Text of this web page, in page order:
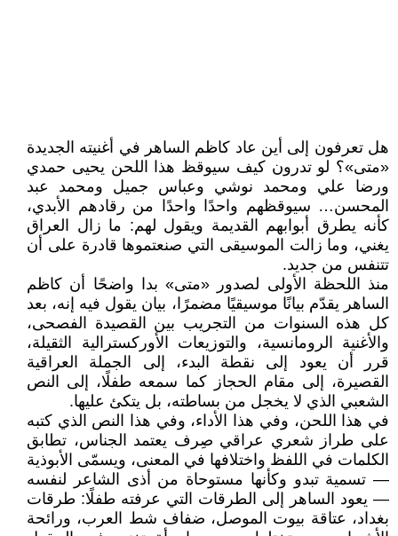
هل تعرفون إلى أين عاد كاظم الساهر في أغنيته الجديدة
«متى»؟ لو تدرون كيف سيوقظ هذا اللحن يحيى حمدي
ورضا علي ومحمد نوشي وعباس جميل ومحمد عبد
المحسن… سيوقظهم واحدًا واحدًا من رقادهم الأبدي،
كأنه يطرق أبوابهم القديمة ويقول لهم: ما زال العراق
يغني، وما زالت الموسيقى التي صنعتموها قادرة على أن
تتنفس من جديد.
منذ اللحظة الأولى لصدور «متى» بدا واضحًا أن كاظم
الساهر يقدّم بيانًا موسيقيًا مضمرًا، بيان يقول فيه إنه، بعد
كل هذه السنوات من التجريب بين القصيدة الفصحى،
والأغنية الرومانسية، والتوزيعات الأوركسترالية الثقيلة،
قرر أن يعود إلى نقطة البدء، إلى الجملة العراقية
القصيرة، إلى مقام الحجاز كما سمعه طفلًا، إلى النص
الشعبي الذي لا يخجل من بساطته، بل يتكئ عليها.
في هذا اللحن، وفي هذا الأداء، وفي هذا النص الذي كتبه
على طراز شعري عراقي صِرف يعتمد الجناس، تطابق
الكلمات في اللفظ واختلافها في المعنى، ويسمّى الأبوذية
— تسمية تبدو وكأنها مستوحاة من أذى الشاعر لنفسه
— يعود الساهر إلى الطرقات التي عرفته طفلًا: طرقات
بغداد، عتاقة بيوت الموصل، ضفاف شط العرب، ورائحة